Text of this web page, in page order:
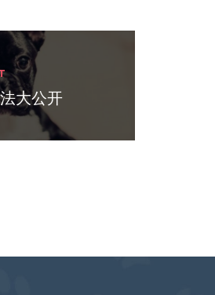
大公开